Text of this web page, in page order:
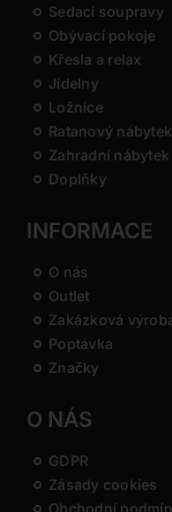
Sedací soupravy
Obývací pokoje
Křesla a relax
Jídelny
Ložnice
Ratanový nábytek
Zahradní nábytek
Doplňky
INFORMACE
O nás
Outlet
Zakázková
Poptávka
Značky
O NÁS
GDPR
Zásady cookies
Obchodní